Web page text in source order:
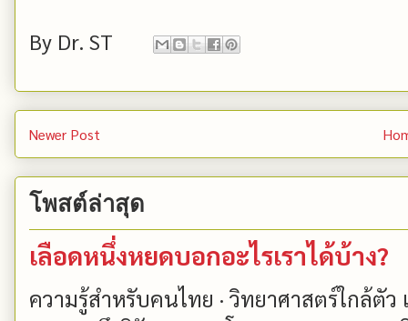
By Dr. ST
Newer Post
โพสต์ล่าสุด
เลือดหนึ่งหยดบอกอะไรเราได้บ้าง?
ความรู้สำหรับคนไทย · วิทยาศาสตร์ใกล้ตัว